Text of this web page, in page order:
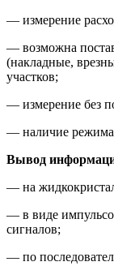
— измерение
— возможна
(накладные,
участков;
— измерение без
— наличие режима
Вывод
— на
— в виде
сигналов;
— по